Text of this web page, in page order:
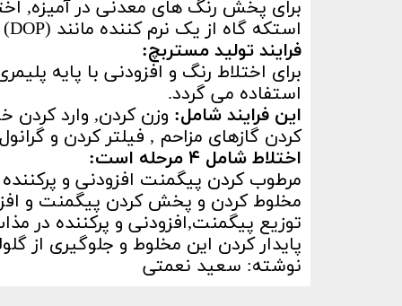
استکه گاه از یک نرم کننده مانند (DOP) نیز استفاده می شود.
فرایند تولید مستربچ:
برای اختلاط رنگ و افزودنی با پایه
استفاده می گردد.
این فرایند شامل: وزن کردن, وارد
کردن گازهای مزاحم , فیلتر کردن و
اختلاط شامل ۴ مرحله است:
مرطوب کردن پیگمنت افزودنی و پرکننده
مخلوط کردن و پخش کردن پیگمنت و
توزیع پیگمنت,افزودنی و پرکننده در
پایدار کردن این مخلوط و جلوگیری از
نوشته: سعید نعمتی